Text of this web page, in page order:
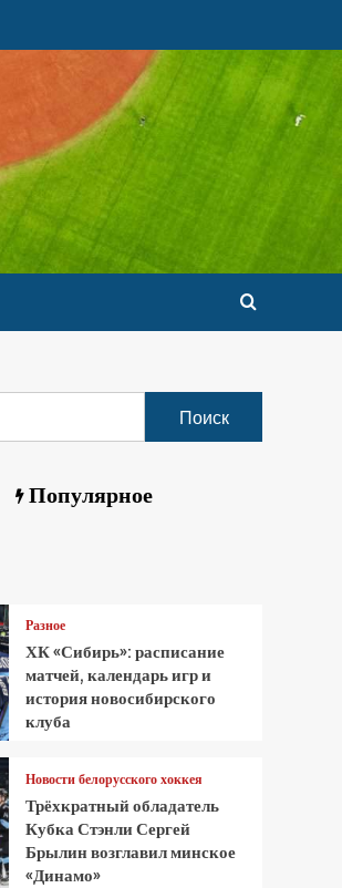
Популярное
Разное
ХК «Сибирь»: расписание
матчей, календарь игр и
история новосибирского
клуба
Новости белорусского хоккея
Трёхкратный обладатель
Кубка Стэнли Сергей
Брылин возглавил минское
«Динамо»